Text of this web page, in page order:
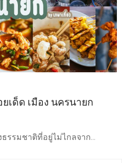
เด็ด เมือง นครนายก
รรมชาติที่อยู่ไม่ไกลจาก...